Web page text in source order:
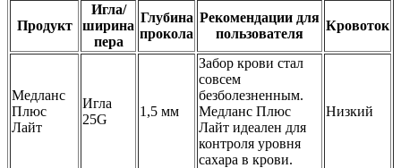
Продукт
Игла/
ширина
пера
Глубина
прокола
Рекомендации для
пользователя
Кровоток
Медланс
Плюс
Лайт
Игла
25G
1,5 мм
Забор крови стал
совсем
безболезненным.
Медланс Плюс
Лайт идеален для
контроля уровня
сахара в крови.
Низкий